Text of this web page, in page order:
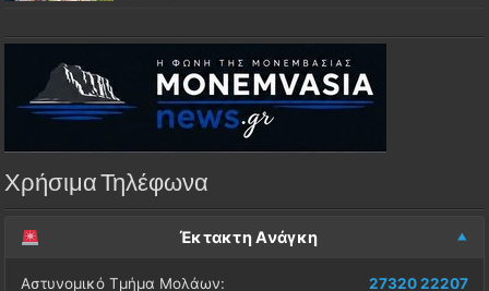
Χρήσιμα Τηλέφωνα
Έκτακτη Ανάγκη
Αστυνομικό Τμήμα Μολάων: 27320 22207